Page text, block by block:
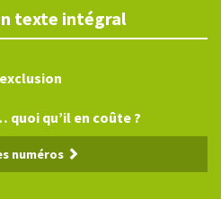
texte intégral
quoi qu’il en coûte ?
numéros